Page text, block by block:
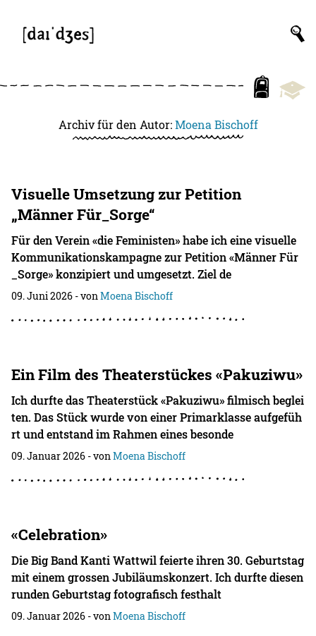
Archiv für den Autor:Moena Bischoff
Visuelle Umsetzung zur Petition
„Männer Für_Sorge“
Für den Verein «die Feministen» habe ich eine visuelle
Kommunikationskampagne zur Petition «Männer Für
_Sorge» konzipiert und umgesetzt. Ziel de
09. Juni 2026 - vonMoena Bischoff
Ein Film des Theaterstückes «Pakuziwu»
Ich durfte das Theaterstück «Pakuziwu» filmisch beglei
ten. Das Stück wurde von einer Primarklasse aufgefüh
rt und entstand im Rahmen eines besonde
09. Januar 2026 - vonMoena Bischoff
«Celebration»
Die Big Band Kanti Wattwil feierte ihren 30. Geburtstag
mit einem grossen Jubiläumskonzert. Ich durfte diesen
runden Geburtstag fotografisch festhalt
09. Januar 2026 - vonMoena Bischoff